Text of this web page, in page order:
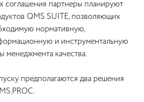
соглашения партнеры планируют
QMS SUITE, позволяющих
нормативную,
и инструментальную
менеджмента качества.
предполагаются два решения